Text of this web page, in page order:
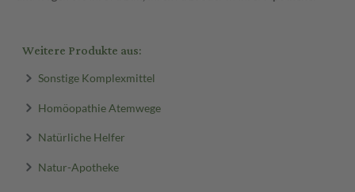
Weitere Produkte aus:
Sonstige Komplexmittel
Homöopathie Atemwege
Natürliche Helfer
Natur-Apotheke